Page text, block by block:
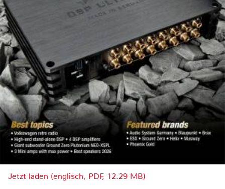
Jetzt laden (englisch, PDF, 12.29 MB)